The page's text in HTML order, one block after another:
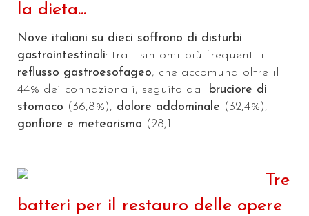
la dieta...
Nove italiani su dieci soffrono di disturbi
gastrointestinali: tra i sintomi più frequenti il
reflusso gastroesofageo, che accomuna oltre il
44% dei connazionali, seguito dal bruciore di
stomaco (36,8%), dolore addominale (32,4%),
gonfiore e meteorismo (28,1...
Tre
batteri per il restauro delle opere